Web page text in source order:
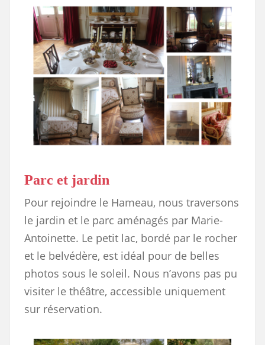
Parc et jardin
Pour rejoindre le Hameau, nous traversons
le jardin et le parc aménagés par Marie-
Antoinette. Le petit lac, bordé par le rocher
et le belvédère, est idéal pour de belles
photos sous le soleil. Nous n’avons pas pu
visiter le théâtre, accessible uniquement
sur réservation.